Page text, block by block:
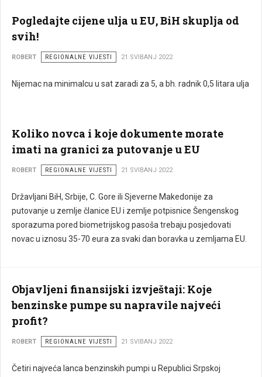
Pogledajte cijene ulja u EU, BiH skuplja od
svih!
ROBERT REGIONALNE VIJESTI 21 SVIBANJ 2022
Nijemac na minimalcu u sat zaradi za 5, a bh. radnik 0,5 litara ulja
Koliko novca i koje dokumente morate
imati na granici za putovanje u EU
ROBERT REGIONALNE VIJESTI 21 SVIBANJ 2022
Državljani BiH, Srbije, C. Gore ili Sjeverne Makedonije za
putovanje u zemlje članice EU i zemlje potpisnice Šengenskog
sporazuma pored biometrijskog pasoša trebaju posjedovati
novac u iznosu 35-70 eura za svaki dan boravka u zemljama EU.
Objavljeni finansijski izvještaji: Koje
benzinske pumpe su napravile najveći
profit?
ROBERT REGIONALNE VIJESTI 21 SVIBANJ 2022
Četiri najveća lanca benzinskih pumpi u Republici Srpskoj